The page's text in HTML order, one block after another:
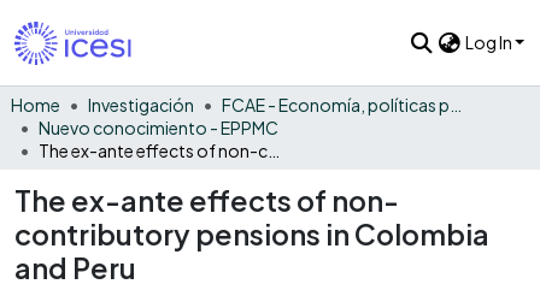
Log In
Home Investigación
Nuevo conocimiento - EPPMC
The ex-ante effects of non-
contributory pensions in Colombia
and Peru